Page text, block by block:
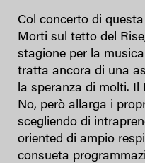
Col concerto di
Morti sul tetto del
stagione per la
tratta ancora di una
la speranza di molti. Il
No, però allarga i
scegliendo di
oriented di ampio
consueta